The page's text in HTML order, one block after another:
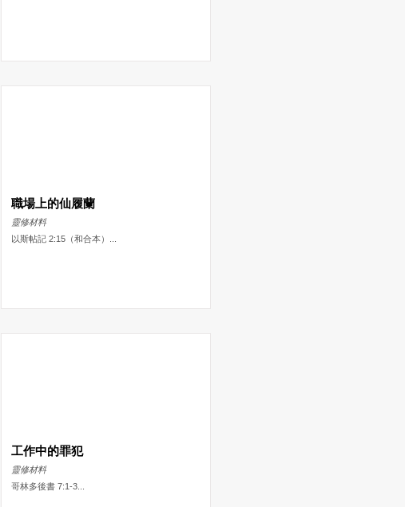
職場上的仙履蘭
靈修材料
以斯帖記 2:15（和合本）...
工作中的罪犯
靈修材料
哥林多後書 7:1-3...